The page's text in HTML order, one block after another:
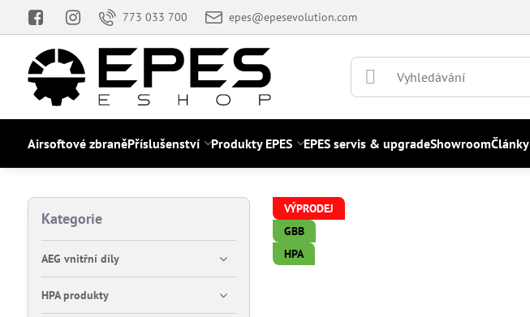
773 033 700 epes@epesevolution.com
Airsoftové zbraněPříslušenství Produkty EPES EPES servis & upgradeShowroomČlánky
VÝPRODEJ
GBB
HPA
Kategorie
AEG vnitřní díly
HPA produkty